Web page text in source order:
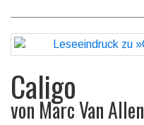
Caligo
von Marc Van Allen